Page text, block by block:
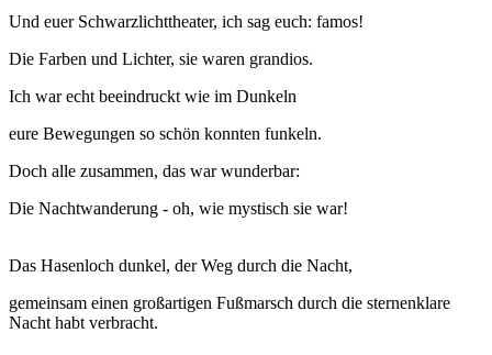
Und euer Schwarzlichttheater, ich sag euch: famos!
Die Farben und Lichter, sie waren grandios.
Ich war echt beeindruckt wie im Dunkeln
eure Bewegungen so schön konnten funkeln.
Doch alle zusammen, das war wunderbar:
Die Nachtwanderung - oh, wie mystisch sie war!
Das Hasenloch dunkel, der Weg durch die Nacht,
gemeinsam einen großartigen Fußmarsch durch die sternenklare
Nacht habt verbracht.